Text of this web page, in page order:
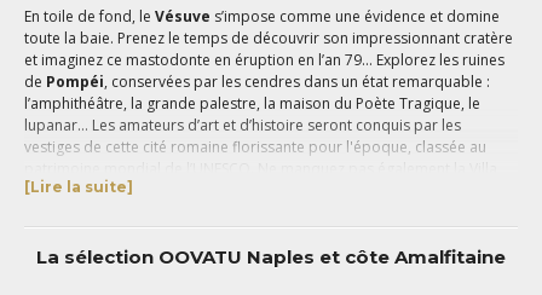
En toile de fond, le Vésuve s’impose comme une évidence et domine
toute la baie. Prenez le temps de découvrir son impressionnant cratère
et imaginez ce mastodonte en éruption en l’an 79… Explorez les ruines
de Pompéi, conservées par les cendres dans un état remarquable :
l’amphithéâtre, la grande palestre, la maison du Poète Tragique, le
lupanar… Les amateurs d’art et d’histoire seront conquis par les
vestiges de cette cité romaine florissante pour l'époque, classée au
des Mystères et ses fresques magnifiques, située juste à l’extérieur du
perchés où il fait bon vivre, se succèdent. Promenez-vous dans les
[Lire la suite]
La sélection OOVATU Naples et côte Amalfitaine